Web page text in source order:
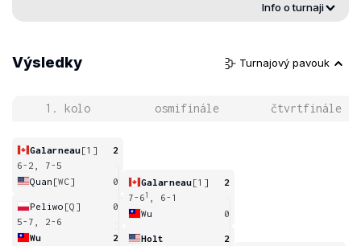
Info o turnaji
Výsledky Turnajový pavouk
1. kolo osmifinále čtvrtfinále
Galarneau[1]
2
6-2, 7-5
Quan [WC] 0
Peliwo [Q]
0
5-7, 2-6
Wu
2
Galarneau[1]
2
7-6 1
, 6-1
Wu
0
Holt
2